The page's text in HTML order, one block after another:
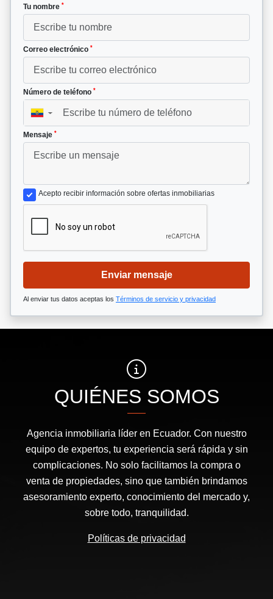
Tu nombre *
Correo electrónico *
Número de teléfono *
▼
Mensaje *
Acepto recibir información sobre ofertas inmobiliarias
Enviar mensaje
Al enviar tus datos aceptas los Términos de servicio y privacidad
QUIÉNES SOMOS
Agencia inmobiliaria líder en Ecuador. Con nuestro
equipo de expertos, tu experiencia será rápida y sin
complicaciones. No solo facilitamos la compra o
venta de propiedades, sino que también brindamos
asesoramiento experto, conocimiento del mercado y,
sobre todo, tranquilidad.
Políticas de privacidad